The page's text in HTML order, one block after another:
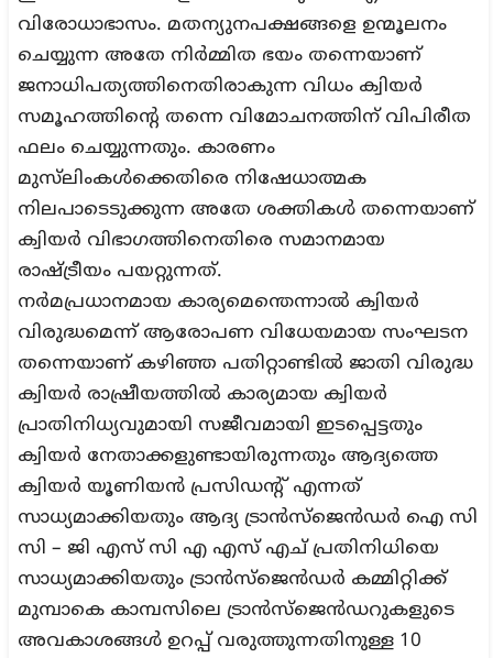
വിരോധാഭാസം. മതന്യുനപക്ഷങ്ങളെ ഉന്മൂലനം
ചെയ്യുന്ന അതേ നിർമ്മിത ഭയം തന്നെയാണ്
ജനാധിപത്യത്തിനെതിരാകുന്ന വിധം ക്വിയർ
സമൂഹത്തിന്റെ തന്നെ വിമോചനത്തിന് വിപിരീത
ഫലം ചെയ്യുന്നതും. കാരണം
മുസ്‌ലിംകൾക്കെതിരെ നിഷേധാത്മക
നിലപാടെടുക്കുന്ന അതേ ശക്തികൾ തന്നെയാണ്
ക്വിയർ വിഭാഗത്തിനെതിരെ സമാനമായ
രാഷ്ട്രീയം പയറ്റുന്നത്.
നർമപ്രധാനമായ കാര്യമെന്തെന്നാൽ ക്വിയർ
വിരുദ്ധമെന്ന് ആരോപണ വിധേയമായ സംഘടന
തന്നെയാണ് കഴിഞ്ഞ പതിറ്റാണ്ടിൽ ജാതി വിരുദ്ധ
ക്വിയർ രാഷ്രീയത്തിൽ കാര്യമായ ക്വിയർ
പ്രാതിനിധ്യവുമായി സജീവമായി ഇടപ്പെട്ടതും
ക്വിയർ നേതാക്കളുണ്ടായിരുന്നതും ആദ്യത്തെ
ക്വിയർ യൂണിയൻ പ്രസിഡന്റ് എന്നത്
സാധ്യമാക്കിയതും ആദ്യ ട്രാൻസ്‍ജെൻഡർ ഐ സി
സി – ജി എസ് സി എ എസ് എച് പ്രതിനിധിയെ
സാധ്യമാക്കിയതും ട്രാൻസ്‍ജെൻഡർ കമ്മിറ്റിക്ക്
മുമ്പാകെ കാമ്പസിലെ ട്രാൻസ്‍ജെൻഡറുകളുടെ
അവകാശങ്ങൾ ഉറപ്പ് വരുത്തുന്നതിനുള്ള 10